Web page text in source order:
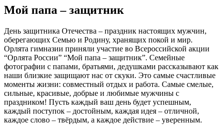
Мой папа – защитник
День защитника Отечества – праздник настоящих мужчин,
оберегающих Семью и Родину, хранящих покой и мир.
Орлята гимназии приняли участие во Всероссийской акции
“Орлята России” “Мой папа – защитник”. Семейные
фотографии с папами, братьями, дедушками рассказывают как
наши близкие защищают нас от скуки. Это самые счастливые
моменты жизни: совместный отдых и работа. Самые смелые,
сильные, красивые, добрые и любимые мужчины с
праздником! Пусть каждый ваш день будет успешным,
каждый поступок – достойным, каждая идея – отличной,
каждое слово – твёрдым, а каждое действие – уверенным.